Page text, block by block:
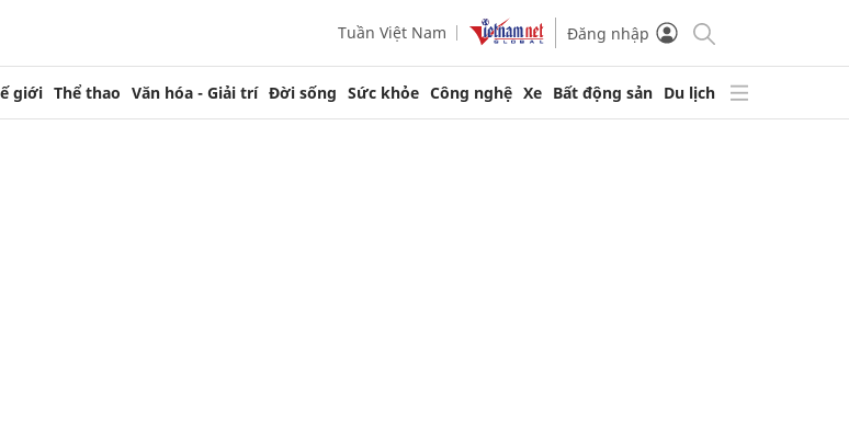
Tuần Việt Nam Đăng nhập
giới Thể thao Văn hóa - Giải trí Đời sống Sức khỏe Công nghệ Xe Bất động sản Du lịch